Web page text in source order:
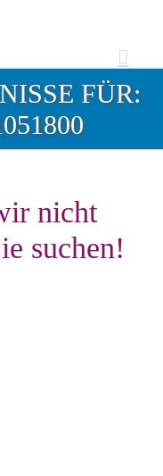
FÜR:
nicht
suchen!